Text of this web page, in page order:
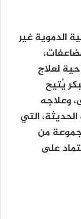
الدموية غير
لعلاج
يُتيح
وعلاجه
الحديثة، التي
من
على